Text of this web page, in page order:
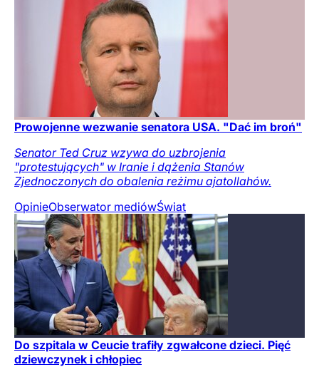
Prowojenne wezwanie senatora USA. "Dać im broń"
Senator Ted Cruz wzywa do uzbrojenia
"protestujących" w Iranie i dążenia Stanów
Zjednoczonych do obalenia reżimu ajatollahów.
OpinieObserwator mediówŚwiat
Do szpitala w Ceucie trafiły zgwałcone dzieci. Pięć
dziewczynek i chłopiec